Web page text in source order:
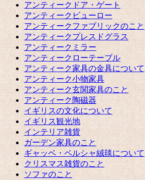
アンティークドア・ゲート
アンティークビューロー
アンティークファブリックのこと
アンティークプレスドグラス
アンティークミラー
アンティークローテーブル
アンティーク家具の金具について
アンティーク小物家具
アンティーク玄関家具のこと
アンティーク陶磁器
イギリスの文化について
イギリス観光地
インテリア雑貨
ガーデン家具のこと
ギャッベ・ペルシャ絨毯について
クリスマス雑貨のこと
ソファのこと